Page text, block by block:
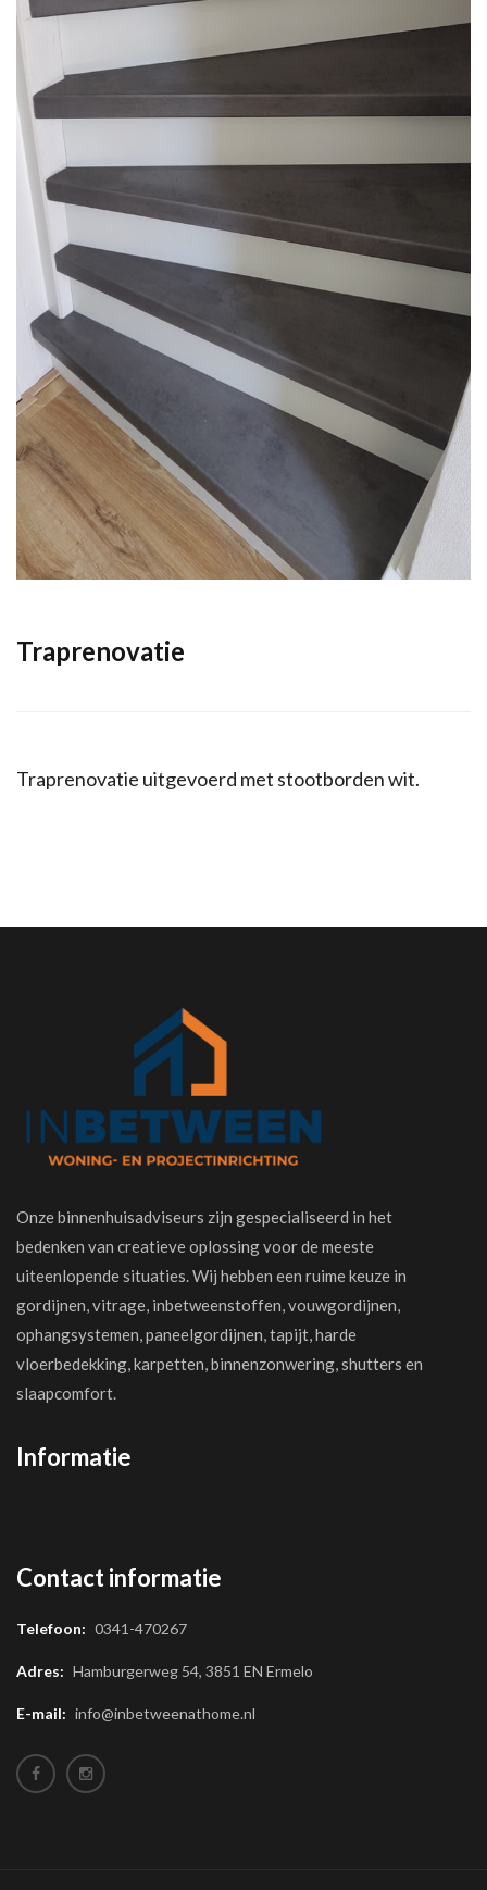
Traprenovatie
Traprenovatie uitgevoerd met stootborden wit.
Onze binnenhuisadviseurs zijn gespecialiseerd in het
bedenken van creatieve oplossing voor de meeste
uiteenlopende situaties. Wij hebben een ruime keuze in
gordijnen, vitrage, inbetweenstoffen, vouwgordijnen,
ophangsystemen, paneelgordijnen, tapijt, harde
vloerbedekking, karpetten, binnenzonwering, shutters en
slaapcomfort.
Informatie
Contact informatie
Telefoon: 0341-470267
Adres: Hamburgerweg 54, 3851 EN Ermelo
E-mail: info@inbetweenathome.nl